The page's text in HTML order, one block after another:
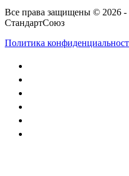
Все права защищены © 2026 -
СтандартСоюз
Политика